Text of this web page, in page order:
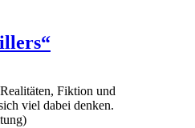
Fiktion und
viel dabei denken.